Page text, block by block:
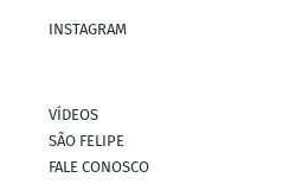
INSTAGRAM
VÍDEOS
SÃO FELIPE
FALE CONOSCO